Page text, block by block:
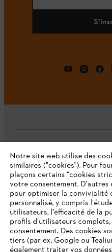
L'Entreprise
Questions fréquentes
Service
Notre site web utilise des
similaires ("cookies"). Pour
plaçons certains "cookies
votre consentement. D'autres
pour optimiser la convivialité
personnalisé, y compris
utilisateurs, l'efficacité de la
profils d'utilisateurs
consentement. Des cookies
tiers (par ex. Google ou